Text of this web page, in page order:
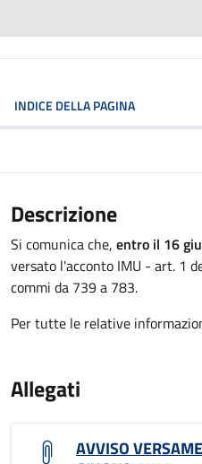
INDICE DELLA PAGINA
Descrizione
Si comunica che, entro il 16
versato l'acconto IMU - art. 1
commi da 739 a 783.
Per tutte le relative
Allegati
AVVISO